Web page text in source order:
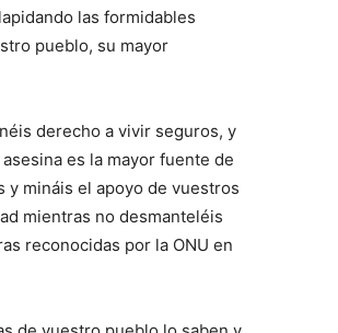
las formidables
pueblo, su mayor
derecho a vivir seguros, y
es la mayor fuente de
mináis el apoyo de vuestros
mientras no desmanteléis
reconocidas por la ONU en